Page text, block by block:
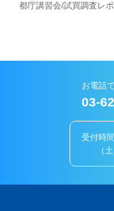
都庁講習会/試買調査レ
お電話
03-
受付時
（